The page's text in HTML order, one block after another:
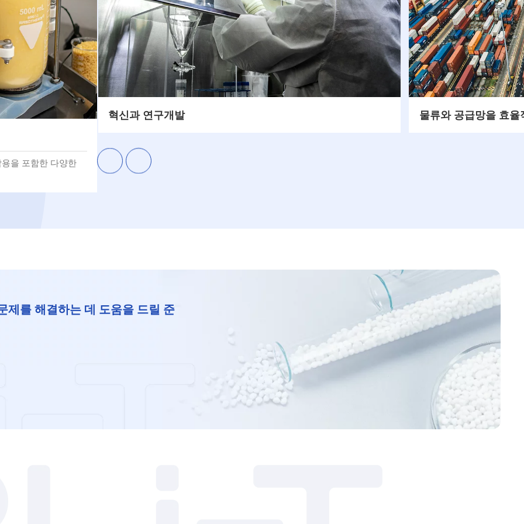
을 갖추고 있어, 전
을 포함한 다양한
하고 있습니다. 우
하기 위해 칭다오
을 갖추고 있어, 전
을 포함한 다양한
혁신과 연구개발 물류와 공급망을 효율
제를 해결하는 데 도움을 드릴 준